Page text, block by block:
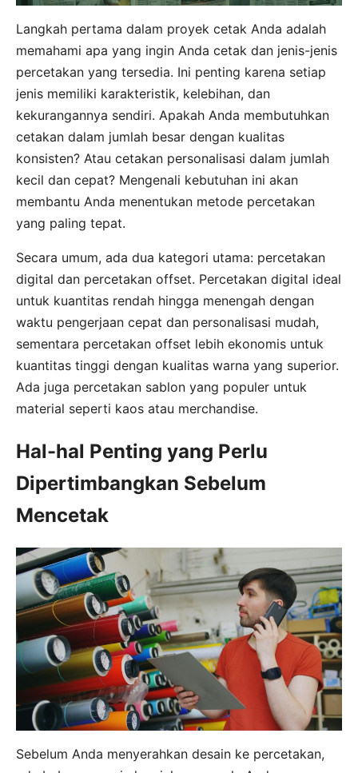
Langkah pertama dalam proyek cetak Anda adalah
memahami apa yang ingin Anda cetak dan jenis-jenis
percetakan yang tersedia. Ini penting karena setiap
jenis memiliki karakteristik, kelebihan, dan
kekurangannya sendiri. Apakah Anda membutuhkan
cetakan dalam jumlah besar dengan kualitas
konsisten? Atau cetakan personalisasi dalam jumlah
kecil dan cepat? Mengenali kebutuhan ini akan
membantu Anda menentukan metode percetakan
yang paling tepat.
Secara umum, ada dua kategori utama: percetakan
digital dan percetakan offset. Percetakan digital ideal
untuk kuantitas rendah hingga menengah dengan
waktu pengerjaan cepat dan personalisasi mudah,
sementara percetakan offset lebih ekonomis untuk
kuantitas tinggi dengan kualitas warna yang superior.
Ada juga percetakan sablon yang populer untuk
material seperti kaos atau merchandise.
Hal-hal Penting yang Perlu
Dipertimbangkan Sebelum
Mencetak
Sebelum Anda menyerahkan desain ke percetakan,